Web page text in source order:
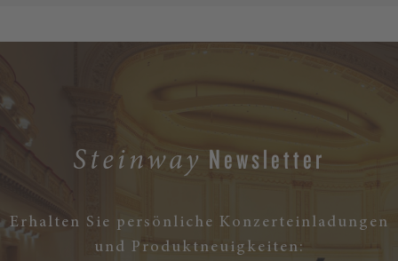
Steinway Newsletter
Erhalten Sie persönliche Konzerteinladungen
und Produktneuigkeiten: